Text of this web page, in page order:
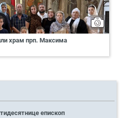
храм прп. Максима
епископ